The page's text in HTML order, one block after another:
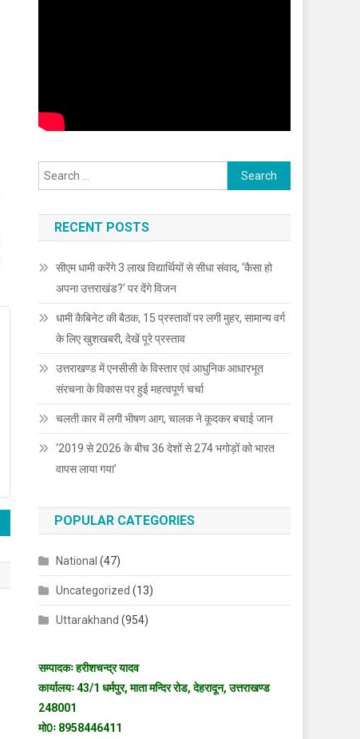
Search
for:
RECENT POSTS
सीएम धामी करेंगे 3 लाख विद्यार्थियों से सीधा संवाद, ‘कैसा हो
अपना उत्तराखंड?’ पर देंगे विजन
धामी कैबिनेट की बैठक, 15 प्रस्तावों पर लगी मुहर, सामान्य वर्ग
के लिए खुशखबरी, देखें पूरे प्रस्ताव
उत्तराखण्ड में एनसीसी के विस्तार एवं आधुनिक आधारभूत
संरचना के विकास पर हुई महत्वपूर्ण चर्चा
चलती कार में लगी भीषण आग, चालक ने कूदकर बचाई जान
‘2019 से 2026 के बीच 36 देशों से 274 भगोड़ों को भारत
वापस लाया गया’
POPULAR CATEGORIES
National (47)
Uncategorized (13)
Uttarakhand (954)
सम्पादकः हरीशचन्द्र यादव
कार्यालयः 43/1 धर्मपुर, माता मन्दिर रोड, देहरादून, उत्तराखण्ड
248001
मो0ः 8958446411